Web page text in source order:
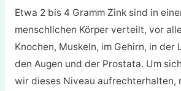
Etwa 2 bis 4 Gramm Zink sind in
menschlichen Körper verteilt, vor
Knochen, Muskeln, im Gehirn, in der
den Augen und der Prostata. Um
wir dieses Niveau aufrechterhalten,